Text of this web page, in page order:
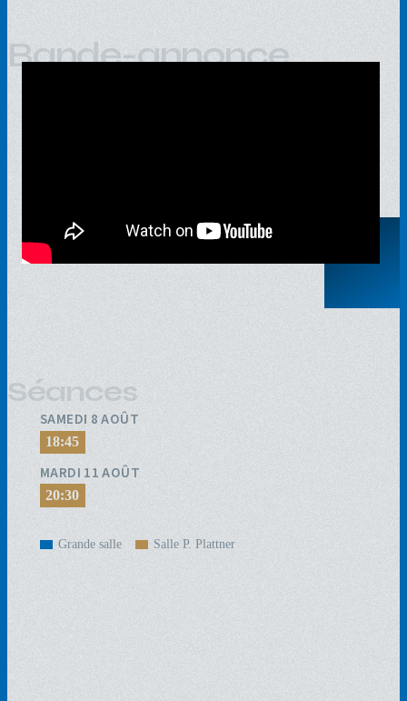
Bande-annonce
Séances
SAMEDI 8 AOÛT
18:45
MARDI 11 AOÛT
20:30
Grande salle Salle P. Plattner